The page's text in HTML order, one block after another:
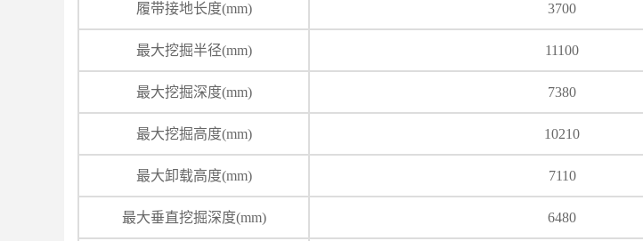
履带接地长度(mm) 3700
最大挖掘半径(mm) 11100
最大挖掘深度(mm) 7380
最大挖掘高度(mm) 10210
最大卸载高度(mm) 7110
最大垂直挖掘深度(mm) 6480